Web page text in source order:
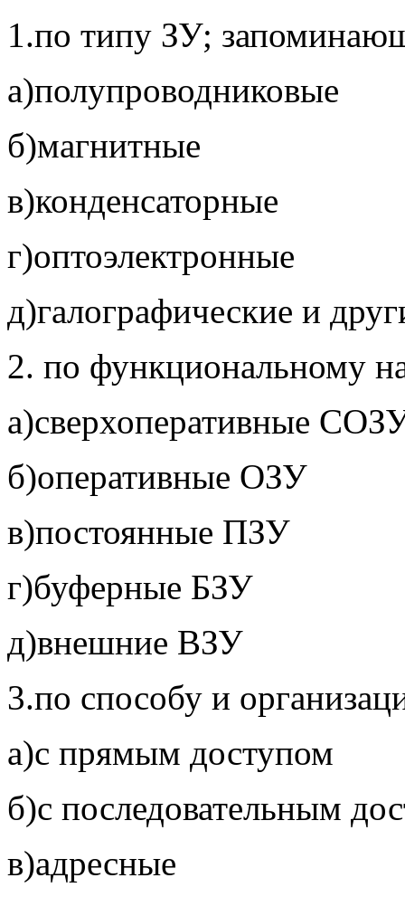
1.по типу ЗУ;
а)полупроводниковые
б)магнитные
в)конденсаторные
г)оптоэлектронные
д)галографические и
2. по функциональному
а)сверхоперативные
б)оперативные ОЗУ
в)постоянные ПЗУ
г)буферные БЗУ
д)внешние ВЗУ
3.по способу и
а)с прямым доступом
б)с последовательным
в)адресные